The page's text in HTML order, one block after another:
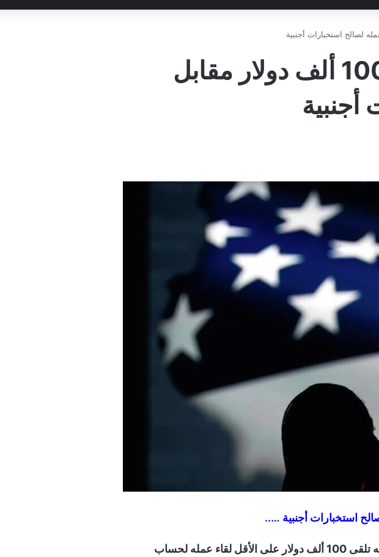
صحفي يعترف بتلقيه 100 ألف دولار مقابل
اعترف صحفي أمريكي يدعى توماس وير باوكين بأنه تلقى 100 ألف دولار على الأقل لقاء عمله لحساب